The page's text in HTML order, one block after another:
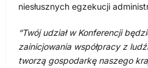
niesłusznych egzekucji
“Twój udział w Konferencji
zainicjowania współpracy z
tworzą gospodarkę naszego